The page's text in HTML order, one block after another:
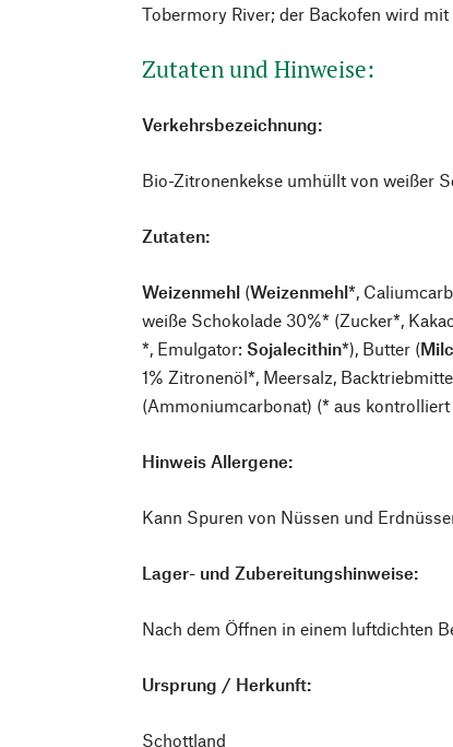
Tobermory River; der Backofen wird
Zutaten und Hinweise:
Verkehrsbezeichnung:
Bio-Zitronenkekse umhüllt von weißer
Zutaten:
Weizenmehl (Weizenmehl*,
weiße Schokolade 30%* (Zucker*,
*, Emulgator:Sojalecithin*), Butter (
1% Zitronenöl*, Meersalz,
(Ammoniumcarbonat) (* aus
Hinweis Allergene:
Kann Spuren von Nüssen und
Lager- und Zubereitungshinweise:
Nach dem Öffnen in einem luftdichten
Ursprung / Herkunft:
Schottland